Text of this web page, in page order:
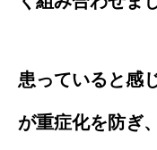
患っていると感
が重症化を防ぎ